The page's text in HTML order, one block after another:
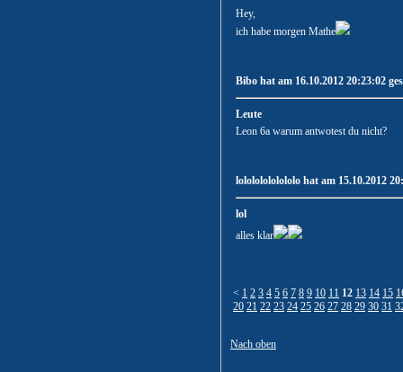
Hey,
ich habe morgen Mathe
Bibo hat am 16.10.2012 20:23:02
Leute
Leon 6a warum antwotest du nicht?
lolololololololo hat am 15.10.2012
lol
alles klar
< 1 2 3 4 5 6 7 8 9 10 11 12 13 14 15
20 21 22 23 24 25 26 27 28 29 30 31
Nach oben